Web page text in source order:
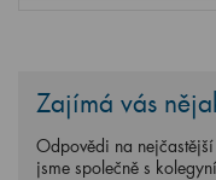
Zajímá vás
Odpovědi na
jsme společně s